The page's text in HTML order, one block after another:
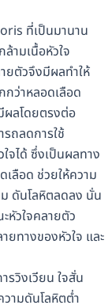
ที่เป็นมานาน
ามเนื้อหัวใจ
ยตัวจึงมีผลทําให้
กว่าหลอดเลือด
ผลโดยตรงต่อ
รถลดการใช้
จได้ ซึ่งเป็นผลทาง
ลือด ช่วยให้ความ
ดันโลหิตลดลง นั่น
หัวใจคลายตัว
ทางของหัวใจ และ
รวิงเวียน ใจสั่น
ามดันโลหิตต่ำ